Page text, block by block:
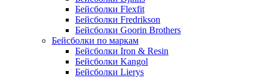
Бейсболки Flexfit
Бейсболки Fredrikson
Бейсболки Goorin Brothers
Бейсболки по маркам
Бейсболки Iron & Resin
Бейсболки Kangol
Бейсболки Lierys